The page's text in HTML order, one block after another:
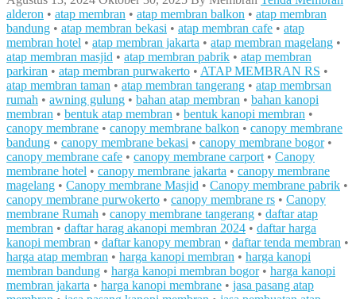
alderon • atap membran • atap membran balkon • atap membran
bandung • atap membran bekasi • atap membran cafe • atap
membran hotel • atap membran jakarta • atap membran magelang •
atap membran masjid • atap membran pabrik • atap membran
parkiran • atap membran purwakerto • ATAP MEMBRAN RS •
atap membran taman • atap membran tangerang • atap membrsan
rumah • awning gulung • bahan atap membran • bahan kanopi
membran • bentuk atap membran • bentuk kanopi membran •
canopy membrane • canopy membrane balkon • canopy membrane
bandung • canopy membrane bekasi • canopy membrane bogor•
canopy membrane cafe • canopy membrane carport • Canopy
membrane hotel • canopy membrane jakarta • canopy membrane
magelang • Canopy membrane Masjid • Canopy membrane pabrik •
canopy membrane purwokerto • canopy membrane rs • Canopy
membrane Rumah • canopy membrane tangerang • daftar atap
membran • daftar harag akanopi membran 2024 • daftar harga
kanopi membran • daftar kanopy membran • daftar tenda membran •
harga atap membran • harga kanopi membran • harga kanopi
membran bandung • harga kanopi membran bogor• harga kanopi
membran jakarta • harga kanopi membrane • jasa pasang atap